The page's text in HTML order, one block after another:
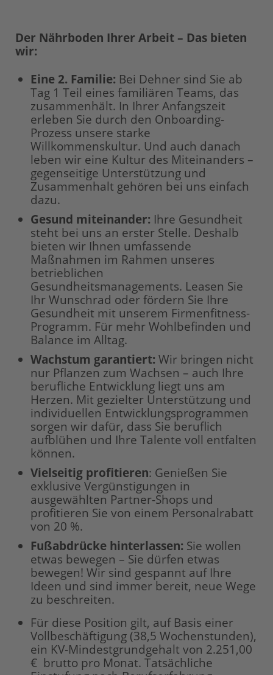
Der Nährboden Ihrer Arbeit – Das bieten
wir:
Eine 2. Familie: Bei Dehner sind Sie ab
Tag 1 Teil eines familiären Teams, das
zusammenhält. In Ihrer Anfangszeit
erleben Sie durch den Onboarding-
Prozess unsere starke
Willkommenskultur. Und auch danach
leben wir eine Kultur des Miteinanders –
gegenseitige Unterstützung und
Zusammenhalt gehören bei uns einfach
dazu.
Gesund miteinander: Ihre Gesundheit
steht bei uns an erster Stelle. Deshalb
bieten wir Ihnen umfassende
Maßnahmen im Rahmen unseres
betrieblichen
Gesundheitsmanagements. Leasen Sie
Ihr Wunschrad oder fördern Sie Ihre
Gesundheit mit unserem Firmenfitness-
Programm. Für mehr Wohlbefinden und
Balance im Alltag.
Wachstum garantiert: Wir bringen nicht
nur Pflanzen zum Wachsen – auch Ihre
berufliche Entwicklung liegt uns am
Herzen. Mit gezielter Unterstützung und
individuellen Entwicklungsprogrammen
sorgen wir dafür, dass Sie beruflich
aufblühen und Ihre Talente voll entfalten
können.
Vielseitig profitieren: Genießen Sie
exklusive Vergünstigungen in
ausgewählten Partner-Shops und
profitieren Sie von einem Personalrabatt
von 20 %.
Fußabdrücke hinterlassen: Sie wollen
etwas bewegen – Sie dürfen etwas
bewegen! Wir sind gespannt auf Ihre
Ideen und sind immer bereit, neue Wege
zu beschreiten.
Für diese Position gilt, auf Basis einer
Vollbeschäftigung (38,5 Wochenstunden),
ein KV-Mindestgrundgehalt von 2.251,00
€ brutto pro Monat. Tatsächliche